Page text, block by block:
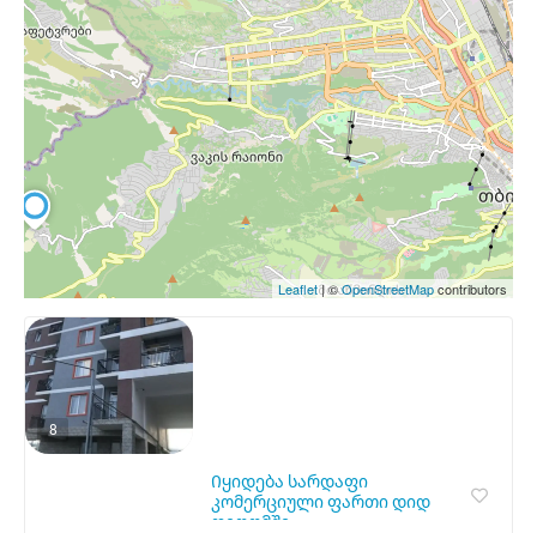
Leaflet| ©OpenStreetMapcontributors
8
Იყიდება სარდაფი
კომერციული ფართი დიდ
დიღომში